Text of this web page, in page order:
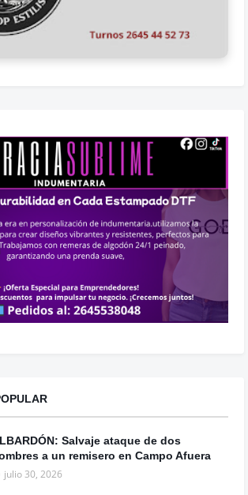
Salvaje ataque de dos
a un remisero en Campo Afuera
julio 30, 2026